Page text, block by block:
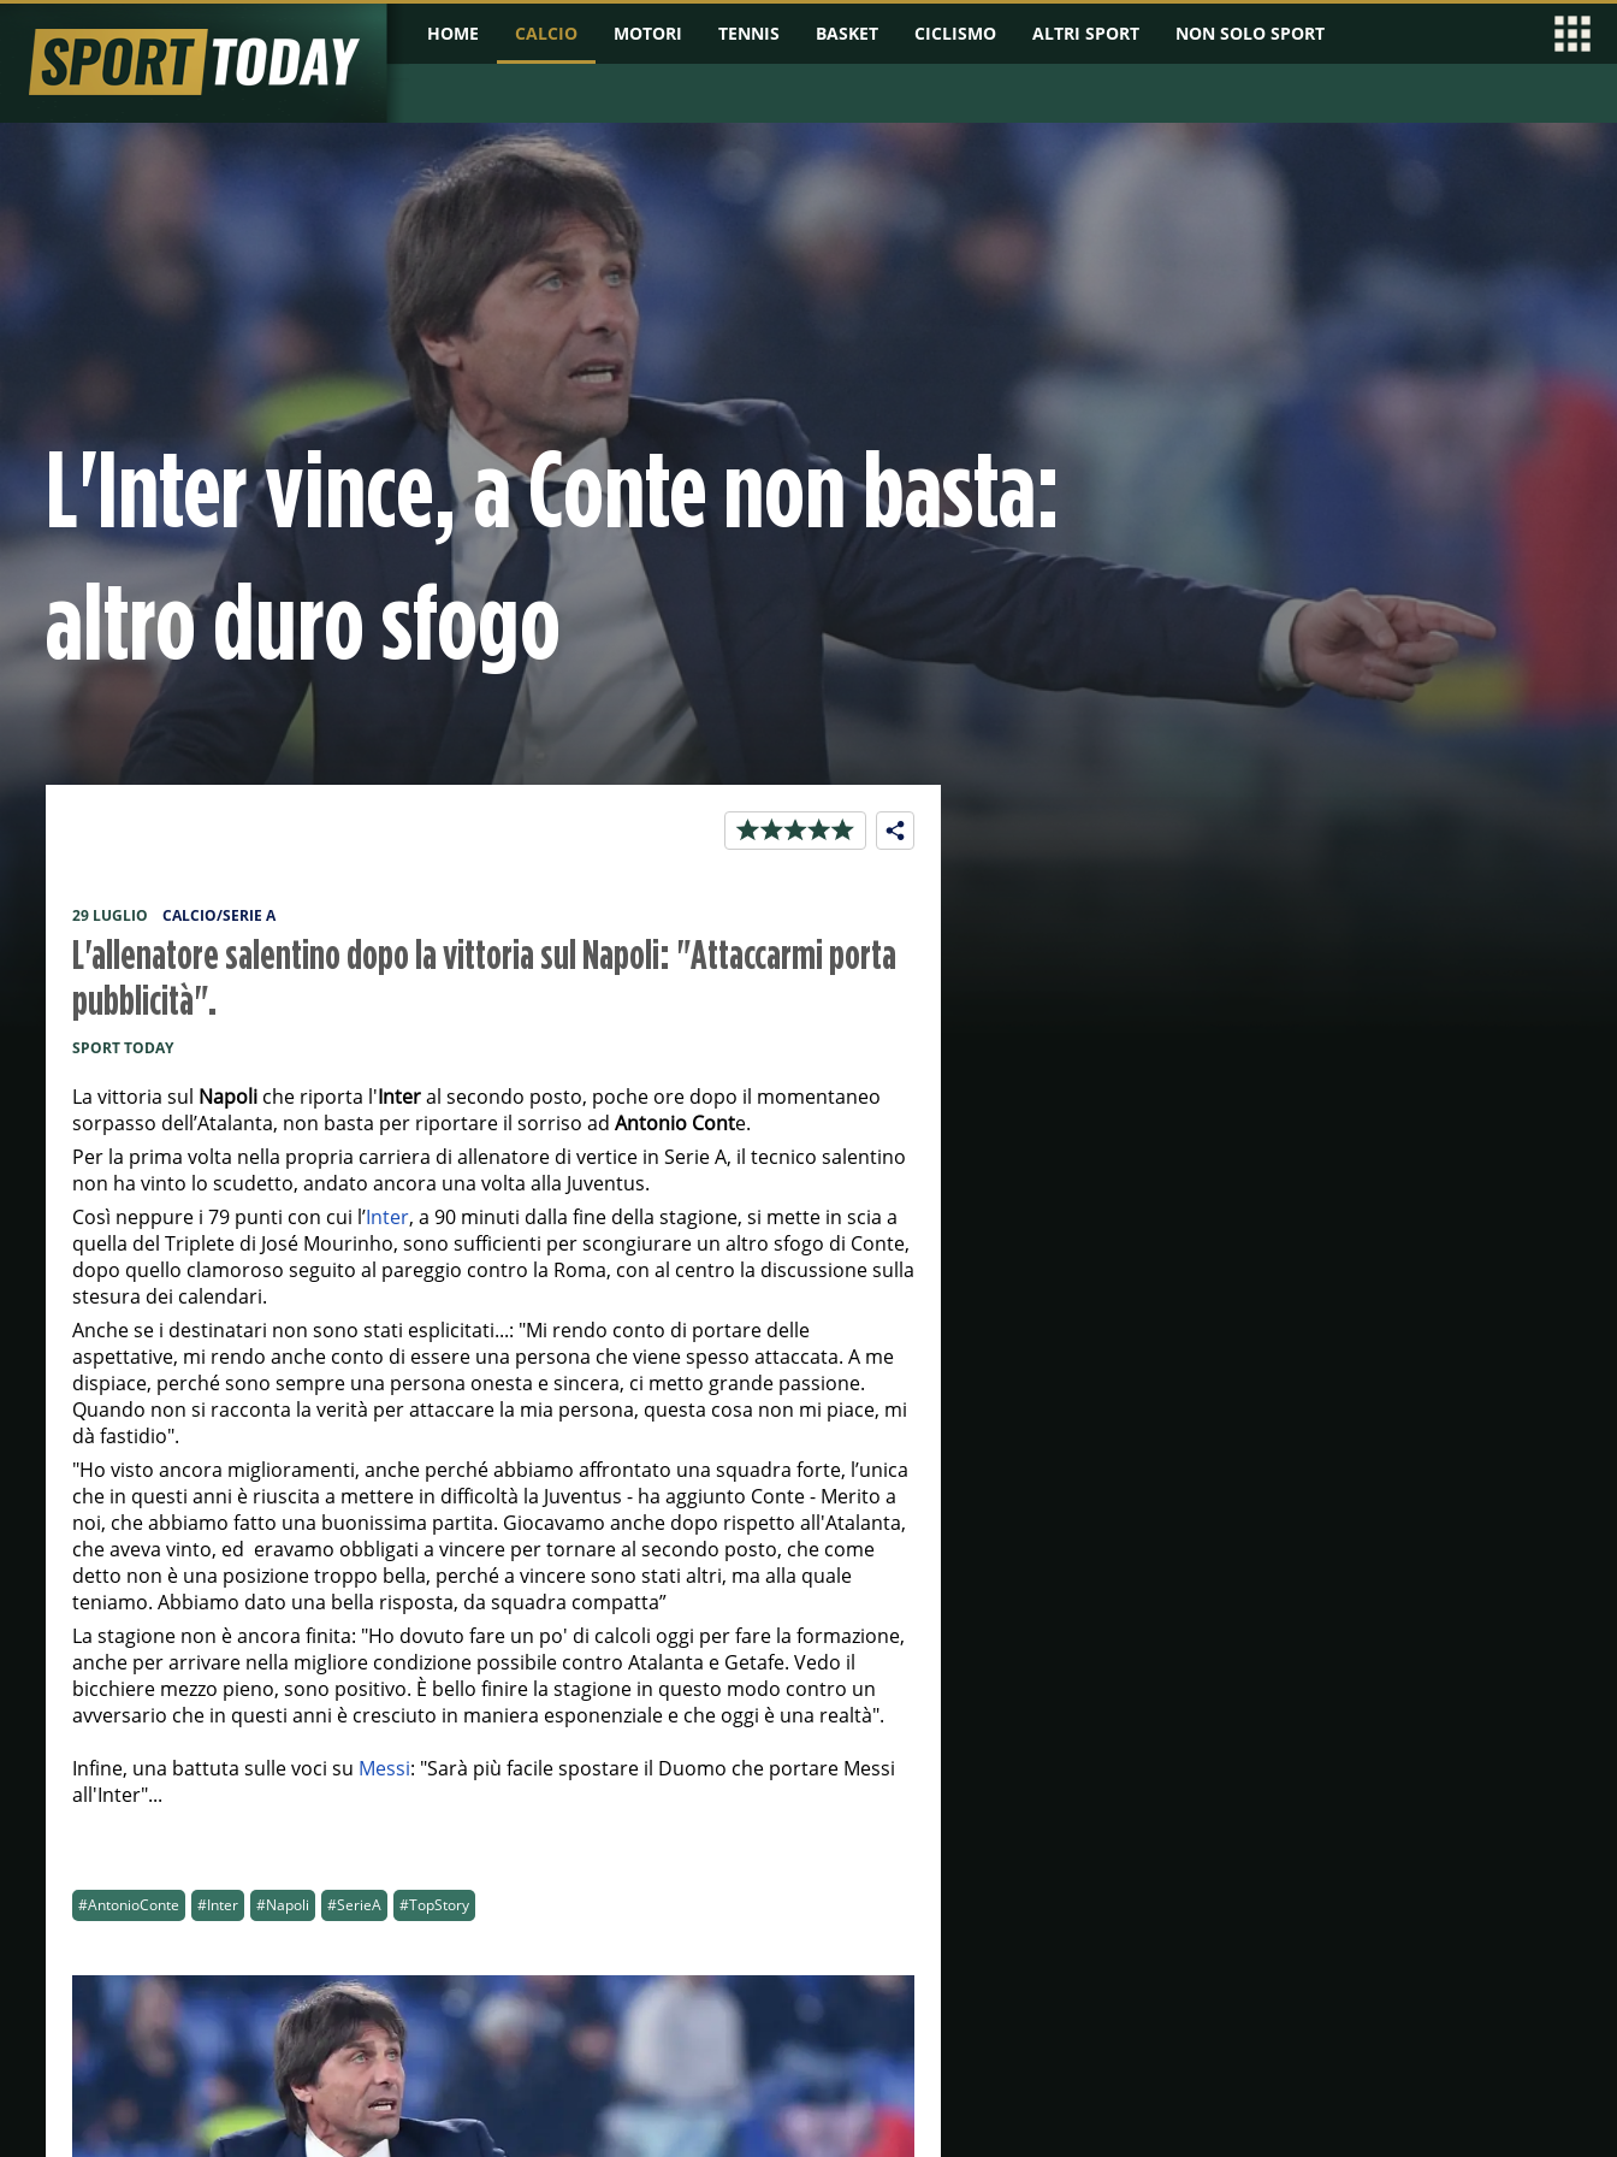
HOME CALCIO MOTORI TENNIS BASKET CICLISMO ALTRI SPORT NON SOLO SPORT
PROBABILI FORMAZIONI EUROPA LEAGUE CONFERENCE LEAGUE
L'Inter vince, a Conte non basta:
altro duro sfogo
29 LUGLIO CALCIO/SERIE A
L'allenatore salentino dopo la vittoria sul Napoli: "Attaccarmi porta
pubblicità".
SPORT TODAY
La vittoria sul Napoli che riporta l'Interal secondo posto, poche ore dopo il momentaneo
sorpasso dell’Atalanta, non basta per riportare il sorriso ad Antonio Conte.
Per la prima volta nella propria carriera di allenatore di vertice in Serie A, il tecnico salentino
non ha vinto lo scudetto, andato ancora una volta alla Juventus.
Così neppure i 79 punti con cui l’Inter, a 90 minuti dalla fine della stagione, si mette in scia a
quella del Triplete di José Mourinho, sono sufficienti per scongiurare un altro sfogo di Conte,
dopo quello clamoroso seguito al pareggio contro la Roma, con al centro la discussione sulla
stesura dei calendari.
Anche se i destinatari non sono stati esplicitati...: "Mi rendo conto di portare delle
aspettative, mi rendo anche conto di essere una persona che viene spesso attaccata. A me
dispiace, perché sono sempre una persona onesta e sincera, ci metto grande passione.
Quando non si racconta la verità per attaccare la mia persona, questa cosa non mi piace, mi
dà fastidio".
"Ho visto ancora miglioramenti, anche perché abbiamo affrontato una squadra forte, l’unica
che in questi anni è riuscita a mettere in difficoltà la Juventus - ha aggiunto Conte - Merito a
noi, che abbiamo fatto una buonissima partita. Giocavamo anche dopo rispetto all'Atalanta,
che aveva vinto, ed eravamo obbligati a vincere per tornare al secondo posto, che come
detto non è una posizione troppo bella, perché a vincere sono stati altri, ma alla quale
teniamo. Abbiamo dato una bella risposta, da squadra compatta”
La stagione non è ancora finita: "Ho dovuto fare un po' di calcoli oggi per fare la formazione,
anche per arrivare nella migliore condizione possibile contro Atalanta e Getafe. Vedo il
bicchiere mezzo pieno, sono positivo. È bello finire la stagione in questo modo contro un
avversario che in questi anni è cresciuto in maniera esponenziale e che oggi è una realtà".
Infine, una battuta sulle voci su Messi: "Sarà più facile spostare il Duomo che portare Messi
all'Inter"...
#AntonioConte #Inter #Napoli #SerieA #TopStory